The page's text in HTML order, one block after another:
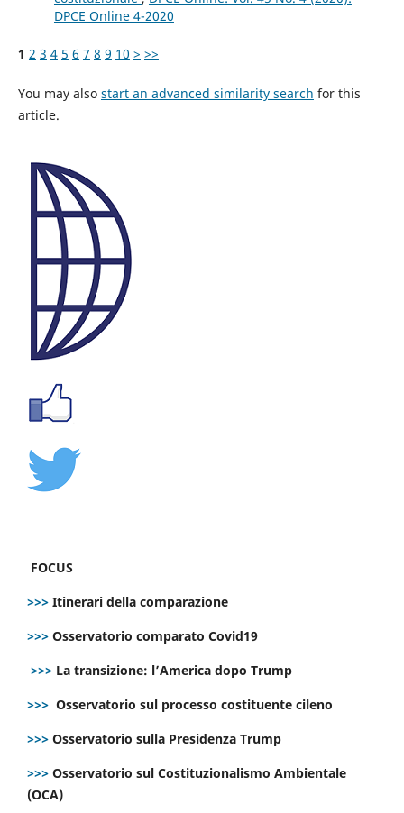
DPCE Online 4-2020
1 2 3 4 5 6 7 8 9 10 > >>
You may also start an advanced similarity search for this
article.
FOCUS
>>> Itinerari della comparazione
>>> Osservatorio comparato Covid19
>>> La transizione: l’America dopo Trump
>>> Osservatorio sul processo costituente cileno
>>> Osservatorio sulla Presidenza Trump
>>> Osservatorio sul Costituzionalismo Ambientale
(OCA)